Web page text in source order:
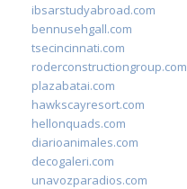
ibsarstudyabroad.com
bennusehgall.com
tsecincinnati.com
roderconstructiongroup.com
plazabatai.com
hawkscayresort.com
hellonquads.com
diarioanimales.com
decogaleri.com
unavozparadios.com